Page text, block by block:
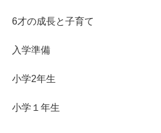
6才の成長と子育て
入学準備
小学2年生
小学１年生